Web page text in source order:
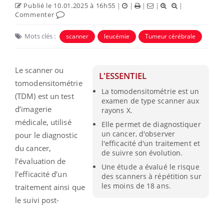
Publié le 10.01.2025 à 16h55 | | | |
|
Commenter
Mots clés : scanner leucémie Tumeur cérébrale
L'ESSENTIEL
La tomodensitométrie est un
examen de type scanner aux
rayons X.
Elle permet de diagnostiquer
un cancer, d'observer
l'efficacité d'un traitement et
de suivre son évolution.
Une étude a évalué le risque
des scanners à répétition sur
les moins de 18 ans.
Le scanner ou
tomodensitométrie
(TDM) est un test
d’imagerie
médicale, utilisé
pour le diagnostic
du cancer,
l’évaluation de
l’efficacité d’un
traitement ainsi que
le suivi post-